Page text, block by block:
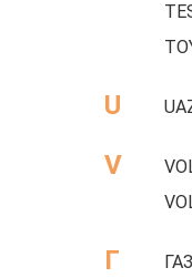
U
V
Г
ГАЗ